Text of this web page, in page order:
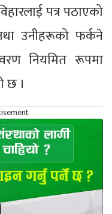
पत्र पठाएको
उनीहरूको फर्कने
नियमित रूपमा
छ ।